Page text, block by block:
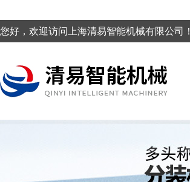
您好，欢迎访问上海清易智能机械有限公司！